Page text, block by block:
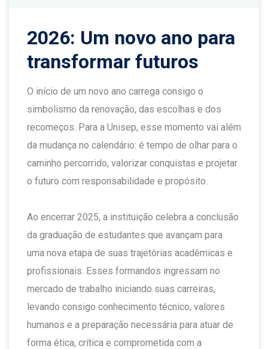
2026: Um novo ano para
transformar futuros
O início de um novo ano carrega consigo o
simbolismo da renovação, das escolhas e dos
recomeços. Para a Unisep, esse momento vai além
da mudança no calendário: é tempo de olhar para o
caminho percorrido, valorizar conquistas e projetar
o futuro com responsabilidade e propósito.
Ao encerrar 2025, a instituição celebra a conclusão
da graduação de estudantes que avançam para
uma nova etapa de suas trajetórias acadêmicas e
profissionais. Esses formandos ingressam no
mercado de trabalho iniciando suas carreiras,
levando consigo conhecimento técnico, valores
humanos e a preparação necessária para atuar de
forma ética, crítica e comprometida com a